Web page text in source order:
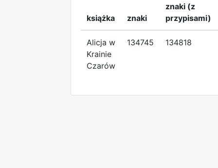
książka znaki
znaki (z
przypisami)
Alicja w
Krainie
Czarów
134745 134818